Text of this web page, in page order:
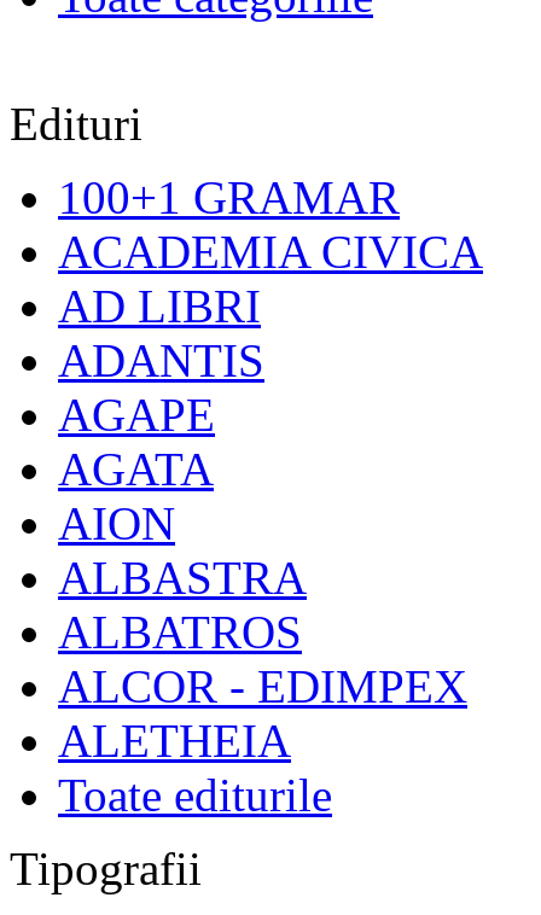
Edituri
100+1 GRAMAR
ACADEMIA CIVICA
AD LIBRI
ADANTIS
AGAPE
AGATA
AION
ALBASTRA
ALBATROS
ALCOR - EDIMPEX
ALETHEIA
Toate editurile
Tipografii